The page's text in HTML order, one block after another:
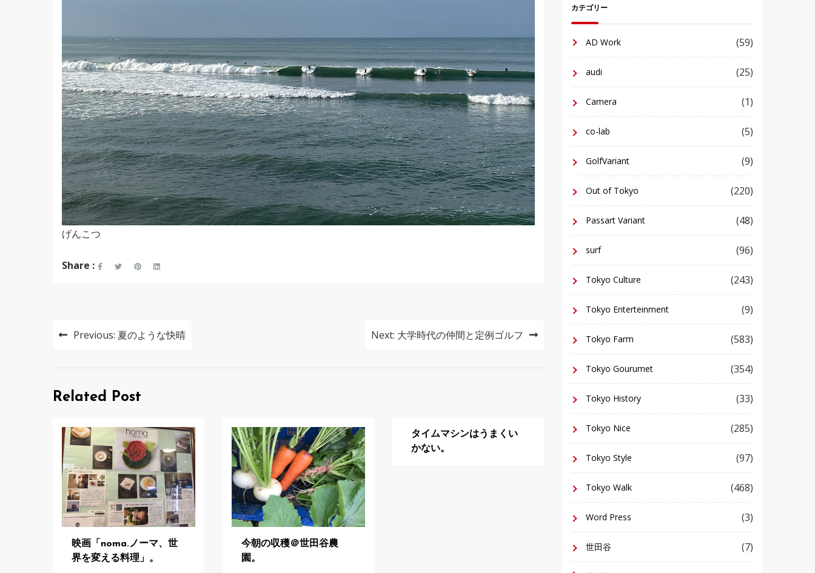
げんこつ
Share :
投
ビ
ー
シ
ョ
ン
Previous: 夏のような快晴 Next: 大学時代の仲間と定例ゴルフ
Related Post
映画「noma.ノーマ、世
界を変える料理」。
今朝の収穫＠世田谷農
園。
タイムマシンはうまくい
かない。
カテゴリー
AD Work (59)
audi (25)
Camera (1)
co-lab (5)
GolfVariant (9)
Out of Tokyo (220)
Passart Variant (48)
surf (96)
Tokyo Culture (243)
Tokyo Enterteinment (9)
Tokyo Farm (583)
Tokyo Gourumet (354)
Tokyo History (33)
Tokyo Nice (285)
Tokyo Style (97)
Tokyo Walk (468)
Word Press (3)
世田谷 (7)